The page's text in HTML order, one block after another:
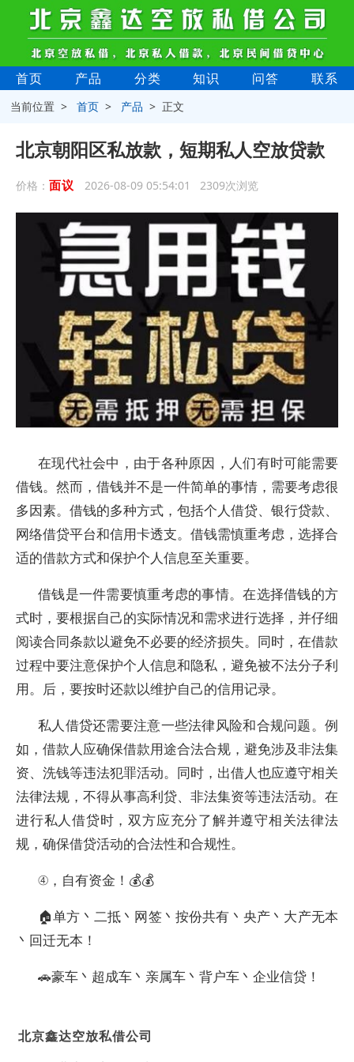
首页 产品 分类 知识 问答 联系
当前位置 >首页 > 产品 > 正文
北京朝阳区私放款，短期私人空放贷款
价格： 面议 2026-08-09 05:54:01 2309次浏览
在现代社会中，由于各种原因，人们有时可能需要
借钱。然而，借钱并不是一件简单的事情，需要考虑很
多因素。借钱的多种方式，包括个人借贷、银行贷款、
网络借贷平台和信用卡透支。借钱需慎重考虑，选择合
适的借款方式和保护个人信息至关重要。
借钱是一件需要慎重考虑的事情。在选择借钱的方
式时，要根据自己的实际情况和需求进行选择，并仔细
阅读合同条款以避免不必要的经济损失。同时，在借款
过程中要注意保护个人信息和隐私，避免被不法分子利
用。后，要按时还款以维护自己的信用记录。
私人借贷还需要注意一些法律风险和合规问题。例
如，借款人应确保借款用途合法合规，避免涉及非法集
资、洗钱等违法犯罪活动。同时，出借人也应遵守相关
法律法规，不得从事高利贷、非法集资等违法活动。在
进行私人借贷时，双方应充分了解并遵守相关法律法
规，确保借贷活动的合法性和合规性。
④，自有资金！💰💰
🏠单方丶二抵丶网签丶按份共有丶央产丶大产无本
丶回迁无本！
🚗豪车丶超成车丶亲属车丶背户车丶企业信贷！
北京鑫达空放私借公司